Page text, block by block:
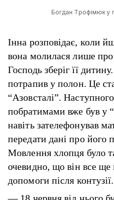
Богдан Трофімюк у
Інна розповідає, коли
вона молилася лише
Господь зберіг її
потрапив у полон. Це
“Азовсталі”.
побратимами вже був у
навіть зателефонував
передати дані про його
Мовлення хлопця було
очевидно, що він все ще
допомоги після контузії.